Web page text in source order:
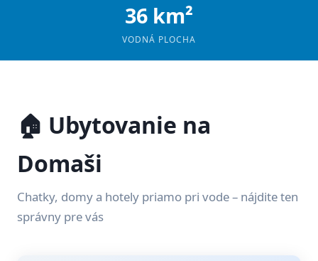
36 km²
VODNÁ PLOCHA
🏠 Ubytovanie na
Domaši
Chatky, domy a hotely priamo pri vode – nájdite ten
správny pre vás